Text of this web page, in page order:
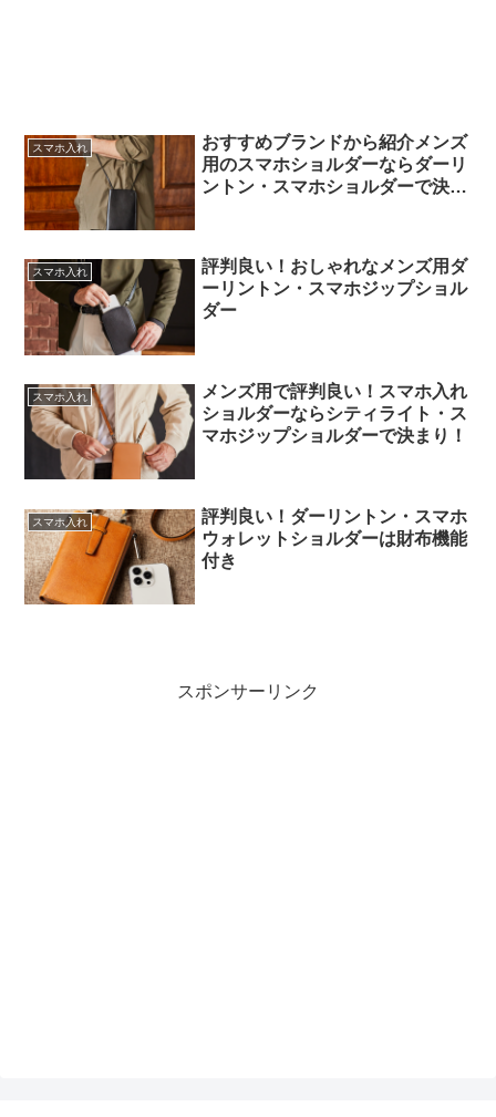
スマホ入れ
おすすめブランドから紹介メンズ
用のスマホショルダーならダーリ
ントン・スマホショルダーで決ま
スマホ入れ
評判良い！おしゃれなメンズ用ダ
ーリントン・スマホジップショル
ダー
スマホ入れ
メンズ用で評判良い！スマホ入れ
ショルダーならシティライト・ス
マホジップショルダーで決まり！
スマホ入れ
評判良い！ダーリントン・スマホ
ウォレットショルダーは財布機能
付き
スポンサーリンク